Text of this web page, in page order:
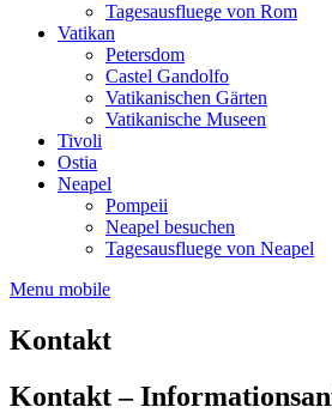
Tagesausfluege von Rom
Vatikan
Petersdom
Castel Gandolfo
Vatikanischen Gärten
Vatikanische Museen
Tivoli
Ostia
Neapel
Pompeii
Neapel besuchen
Tagesausfluege von Neapel
Menu mobile
Kontakt
Kontakt –